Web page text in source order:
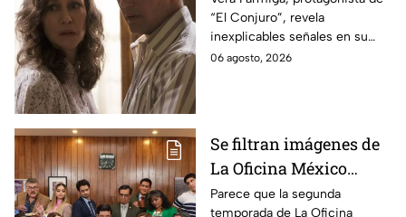
señales en su cuerpo
durante la grabación de
la película
“El Conjuro”, revela
inexplicables señales en su
cuerpo durante el rodaje de la
06 agosto, 2026
Se filtran imágenes de
La Oficina México
temporada 2 y un
Parece que la segunda
temporada de La Oficina